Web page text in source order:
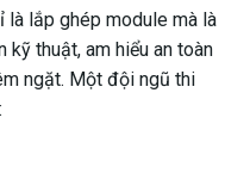
là lắp ghép module mà là
thuật, am hiểu an toàn
ngặt. Một đội ngũ thi